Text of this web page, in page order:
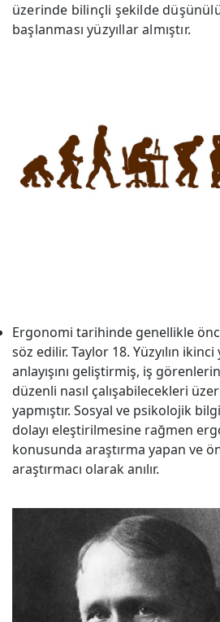
üzerinde bilinçli şekilde
başlanması yüzyıllar almıştır.
Ergonomi tarihinde genellikle
söz edilir. Taylor 18. Yüzyılın ikinci
anlayışını geliştirmiş, iş
düzenli nasıl çalışabilecekleri
yapmıştır. Sosyal ve psikolojik
dolayı eleştirilmesine rağmen
konusunda araştırma yapan ve
araştırmacı olarak anılır.